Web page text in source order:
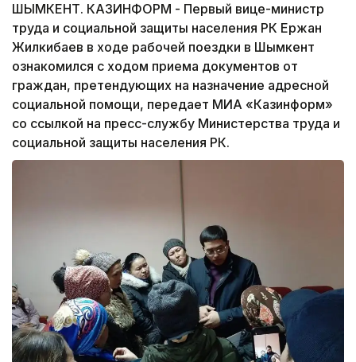
ШЫМКЕНТ. КАЗИНФОРМ - Первый вице-министр
труда и социальной защиты населения РК Ержан
Жилкибаев в ходе рабочей поездки в Шымкент
ознакомился с ходом приема документов от
граждан, претендующих на назначение адресной
социальной помощи, передает МИА «Казинформ»
со ссылкой на пресс-службу Министерства труда и
социальной защиты населения РК.